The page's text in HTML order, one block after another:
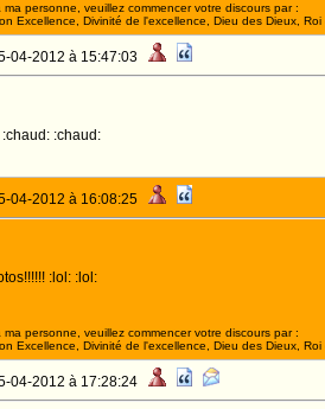
ma personne, veuillez commencer votre discours par :
Excellence, Divinité de l'excellence, Dieu des Dieux,
04-2012 à 15:47:03
:chaud:
04-2012 à 16:08:25
:lol: :lol:
ma personne, veuillez commencer votre discours par :
Excellence, Divinité de l'excellence, Dieu des Dieux,
04-2012 à 17:28:24